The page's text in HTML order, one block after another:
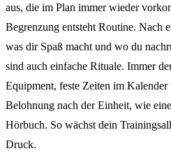
aus, die im Plan immer wieder
Begrenzung entsteht Routine. Nach
was dir Spaß macht und wo du
sind auch einfache Rituale. Immer
Equipment, feste Zeiten im
Belohnung nach der Einheit, wie
Hörbuch. So wächst dein
Druck.